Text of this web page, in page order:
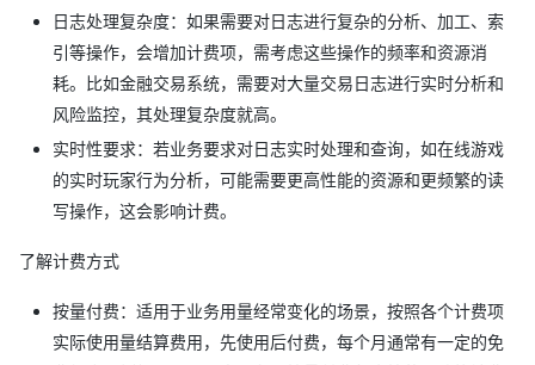
日志处理复杂度：如果需要对日志进行复杂的分析、加工、索
引等操作，会增加计费项，需考虑这些操作的频率和资源消
耗。比如金融交易系统，需要对大量交易日志进行实时分析和
风险监控，其处理复杂度就高。
实时性要求：若业务要求对日志实时处理和查询，如在线游戏
的实时玩家行为分析，可能需要更高性能的资源和更频繁的读
写操作，这会影响计费。
了解计费方式
按量付费：适用于业务用量经常变化的场景，按照各个计费项
实际使用量结算费用，先使用后付费，每个月通常有一定的免